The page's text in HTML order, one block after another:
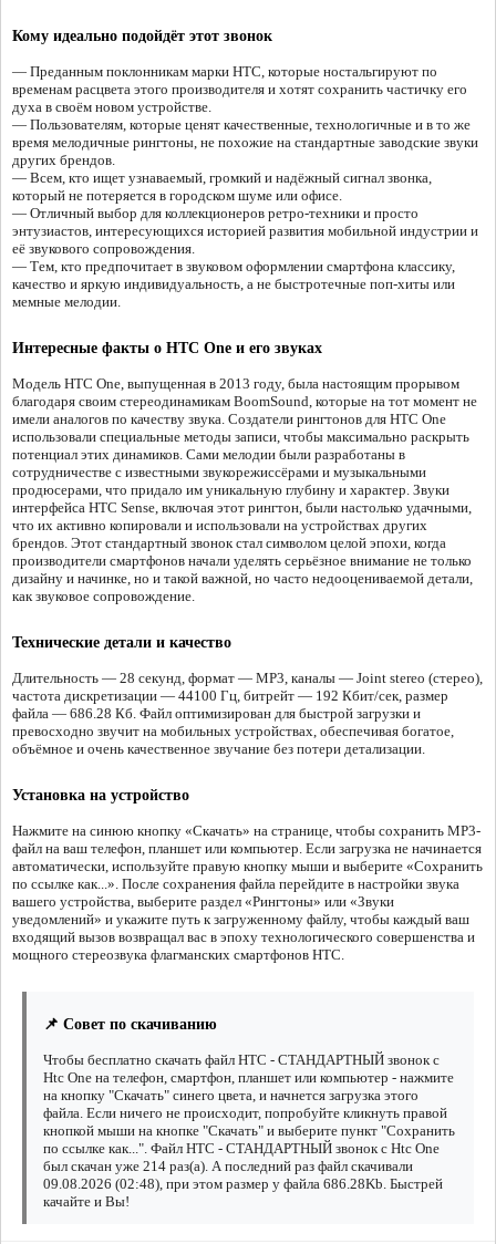
Кому идеально подойдёт этот звонок
— Преданным поклонникам марки HTC, которые ностальгируют по
временам расцвета этого производителя и хотят сохранить частичку его
духа в своём новом устройстве.
— Пользователям, которые ценят качественные, технологичные и в то же
время мелодичные рингтоны, не похожие на стандартные заводские звуки
других брендов.
— Всем, кто ищет узнаваемый, громкий и надёжный сигнал звонка,
который не потеряется в городском шуме или офисе.
— Отличный выбор для коллекционеров ретро-техники и просто
энтузиастов, интересующихся историей развития мобильной индустрии и
её звукового сопровождения.
— Тем, кто предпочитает в звуковом оформлении смартфона классику,
качество и яркую индивидуальность, а не быстротечные поп-хиты или
мемные мелодии.
Интересные факты о HTC One и его звуках
Модель HTC One, выпущенная в 2013 году, была настоящим прорывом
благодаря своим стереодинамикам BoomSound, которые на тот момент не
имели аналогов по качеству звука. Создатели рингтонов для HTC One
использовали специальные методы записи, чтобы максимально раскрыть
потенциал этих динамиков. Сами мелодии были разработаны в
сотрудничестве с известными звукорежиссёрами и музыкальными
продюсерами, что придало им уникальную глубину и характер. Звуки
интерфейса HTC Sense, включая этот рингтон, были настолько удачными,
что их активно копировали и использовали на устройствах других
брендов. Этот стандартный звонок стал символом целой эпохи, когда
производители смартфонов начали уделять серьёзное внимание не только
дизайну и начинке, но и такой важной, но часто недооцениваемой детали,
как звуковое сопровождение.
Технические детали и качество
Длительность — 28 секунд, формат — MP3, каналы — Joint stereo (стерео),
частота дискретизации — 44100 Гц, битрейт — 192 Кбит/сек, размер
файла — 686.28 Кб. Файл оптимизирован для быстрой загрузки и
превосходно звучит на мобильных устройствах, обеспечивая богатое,
объёмное и очень качественное звучание без потери детализации.
Установка на устройство
Нажмите на синюю кнопку «Скачать» на странице, чтобы сохранить MP3-
файл на ваш телефон, планшет или компьютер. Если загрузка не начинается
автоматически, используйте правую кнопку мыши и выберите «Сохранить
по ссылке как...». После сохранения файла перейдите в настройки звука
вашего устройства, выберите раздел «Рингтоны» или «Звуки
уведомлений» и укажите путь к загруженному файлу, чтобы каждый ваш
входящий вызов возвращал вас в эпоху технологического совершенства и
мощного стереозвука флагманских смартфонов HTC.
📌 Совет по скачиванию
Чтобы бесплатно скачать файл HTC - СТАНДАРТНЫЙ звонок с
Htc One на телефон, смартфон, планшет или компьютер - нажмите
на кнопку "Скачать" синего цвета, и начнется загрузка этого
файла. Если ничего не происходит, попробуйте кликнуть правой
кнопкой мыши на кнопке "Скачать" и выберите пункт "Сохранить
по ссылке как...". Файл HTC - СТАНДАРТНЫЙ звонок с Htc One
был скачан уже 214 раз(а). А последний раз файл скачивали
09.08.2026 (02:48), при этом размер у файла 686.28Kb. Быстрей
качайте и Вы!